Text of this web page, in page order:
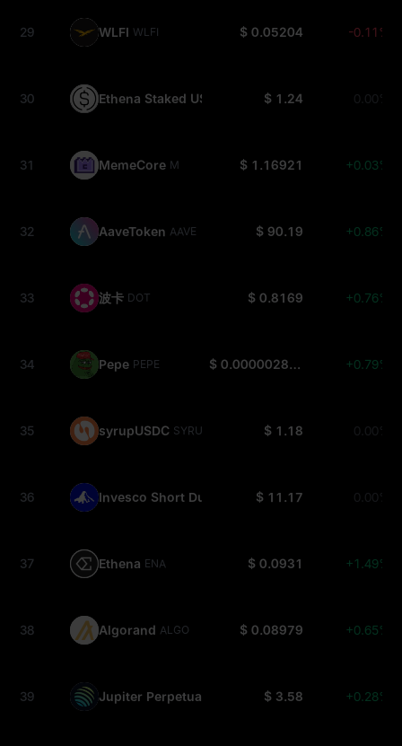
29 WLFI WLFI $ 0.05204 -0.11%
30 Ethena Staked USDe $ 1.24 0.00%
31 MemeCore M $ 1.16921 +0.03%
32 AaveToken AAVE $ 90.19 +0.86%
33 波卡 DOT $ 0.8169 +0.76%
34 Pepe PEPE $ 0.000002813 +0.79%
35 syrupUSDC SYRUPUSDC $ 1.18 0.00%
36 Invesco Short Duration US Government
$ 11.17 0.00%
37 Ethena ENA $ 0.0931 +1.49%
38 Algorand ALGO $ 0.08979 +0.65%
39 Jupiter Perpetuals Liquidity Provider Token JLP
$ 3.58 +0.28%